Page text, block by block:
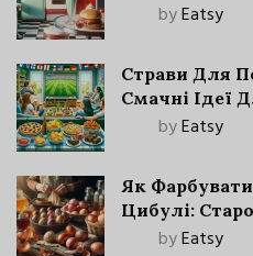
byEatsy
Страви Для
Смачні Ідеї
byEatsy
Як
Цибулі:
Сучасними
byEatsy